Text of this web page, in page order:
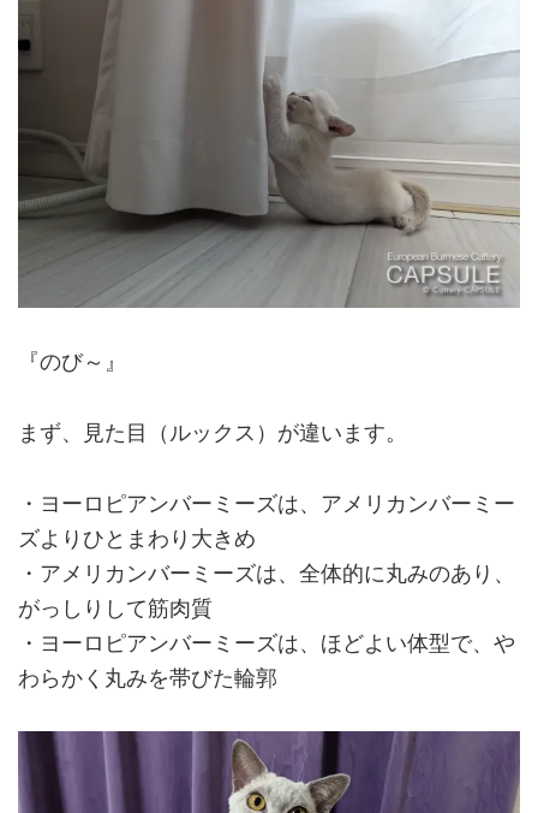
『のび～』
まず、見た目（ルックス）が違います。
・ヨーロピアンバーミーズは、アメリカンバーミー
ズよりひとまわり大きめ
・アメリカンバーミーズは、全体的に丸みのあり、
がっしりして筋肉質
・ヨーロピアンバーミーズは、ほどよい体型で、や
わらかく丸みを帯びた輪郭